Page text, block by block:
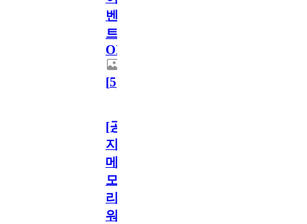
벤
트
OPEN!
[5]
[공
지]
메
모
리
워